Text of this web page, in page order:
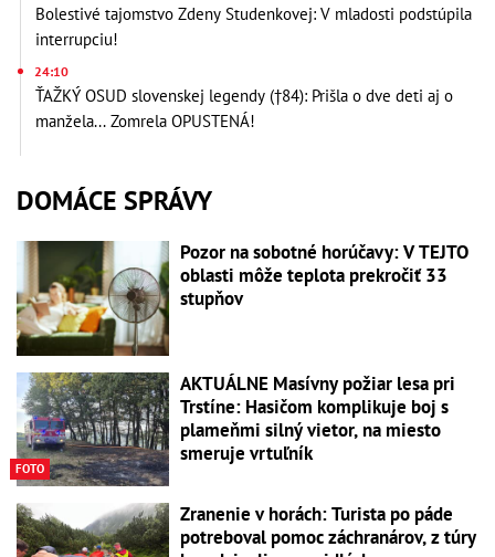
Bolestivé tajomstvo Zdeny Studenkovej: V mladosti podstúpila
interrupciu!
24:10
ŤAŽKÝ OSUD slovenskej legendy (†84): Prišla o dve deti aj o
manžela... Zomrela OPUSTENÁ!
DOMÁCE SPRÁVY
Pozor na sobotné horúčavy: V TEJTO
oblasti môže teplota prekročiť 33
stupňov
FOTO
AKTUÁLNE Masívny požiar lesa pri
Trstíne: Hasičom komplikuje boj s
plameňmi silný vietor, na miesto
smeruje vrtuľník
Zranenie v horách: Turista po páde
potreboval pomoc záchranárov, z túry